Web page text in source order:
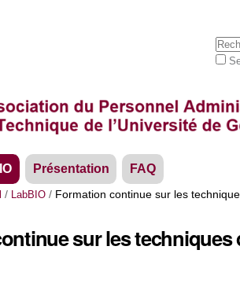
Présentation FAQ
/ LabBIO / Formation continue sur les
sur les techniques